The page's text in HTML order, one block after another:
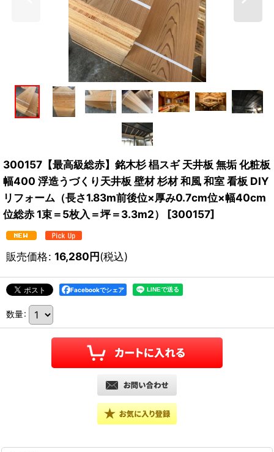
300157【最高級総赤】銘木杉 椙スギ 天井板 無垢 化粧板
幅400 浮造うづくり天井板 壁材 杉材 和風 和室 看板 DIY
リフォーム（長さ1.83m前後位×厚み0.7cm位×幅40cm
位総赤 1束＝5枚入＝坪＝3.3m2）
[300157]
販売価格: 16,280円(税込)
Facebookでシェア
数量: